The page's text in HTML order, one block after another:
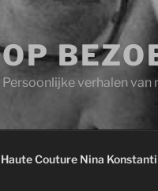
OP
Persoonlijke verhalen van
Haute Couture Nina Konstanti